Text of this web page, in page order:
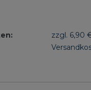
zzgl. 6,90